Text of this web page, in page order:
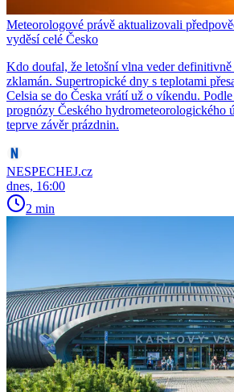
Meteorologové právě aktualizovali
vyděsí celé Česko
Kdo doufal, že letošní vlna veder definitivně
zklamán. Supertropické dny s teplotami
Celsia se do Česka vrátí už o víkendu.
prognózy Českého hydrometeorologického
teprve závěr prázdnin.
NESPECHEJ.cz
dnes, 16:00
2 min